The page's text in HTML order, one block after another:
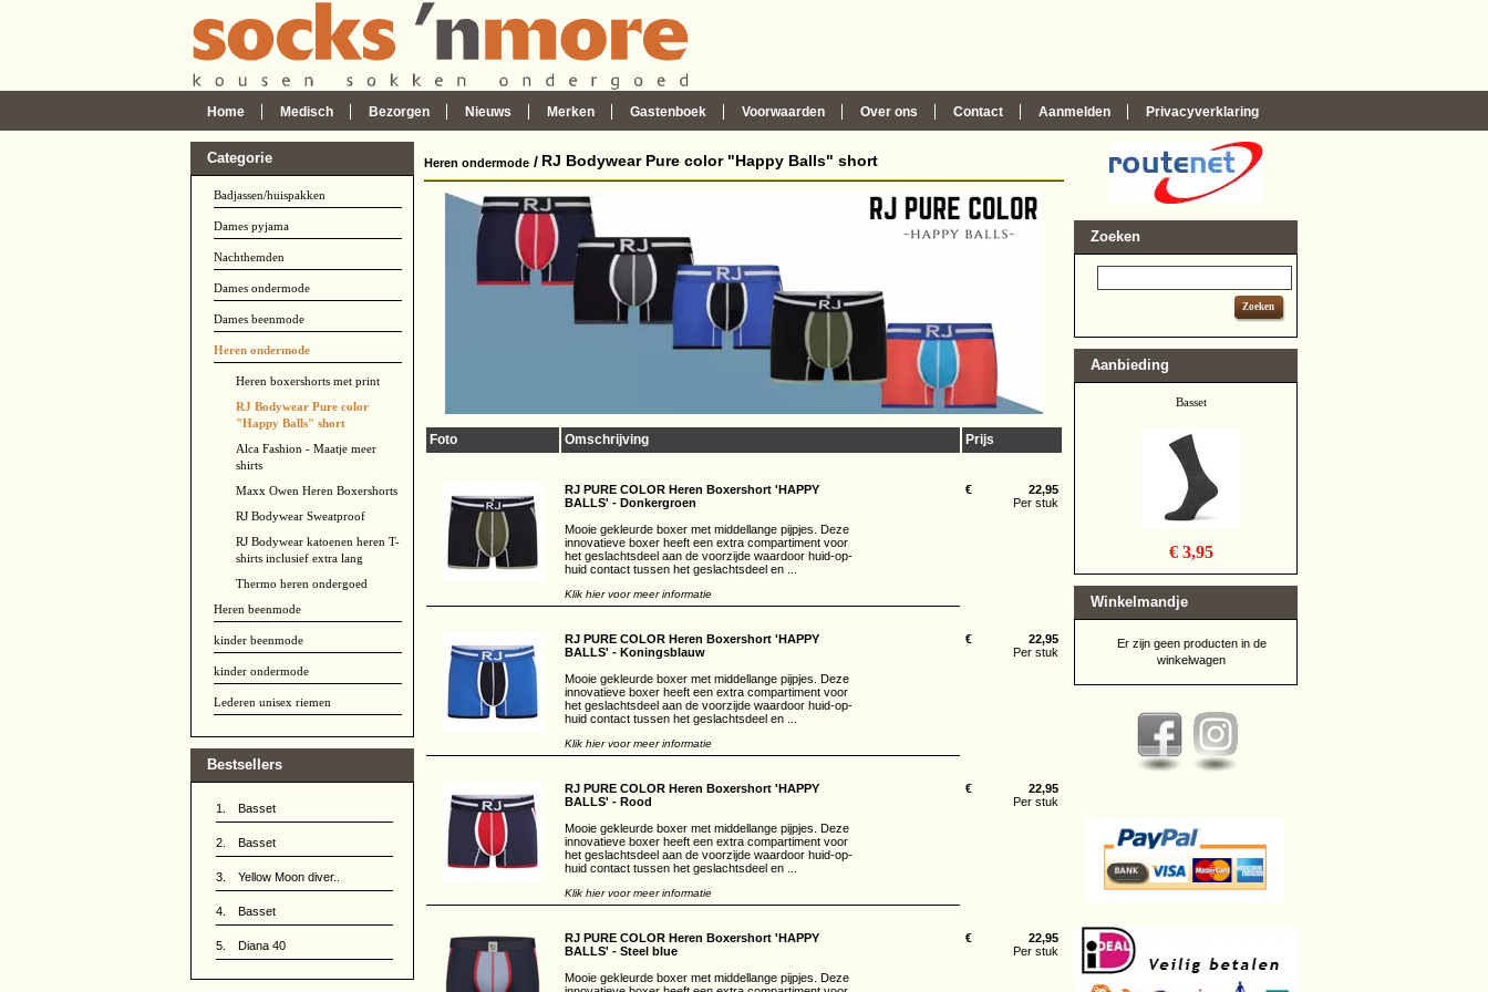
Home Medisch Bezorgen Nieuws Merken Gastenboek Voorwaarden Over ons Contact Aanmelden Privacyverklaring
Categorie
Badjassen/huispakken
Dames pyjama
Nachthemden
Dames ondermode
Dames beenmode
Heren ondermode
Heren boxershorts met print
RJ Bodywear Pure color
"Happy Balls" short
Alca Fashion - Maatje meer
shirts
Maxx Owen Heren Boxershorts
RJ Bodywear Sweatproof
RJ Bodywear katoenen heren T-
shirts inclusief extra lang
Thermo heren ondergoed
Heren beenmode
kinder beenmode
kinder ondermode
Lederen unisex riemen
Bestsellers
1. Basset
2. Basset
3. Yellow Moon diver..
4. Basset
5. Diana 40
Heren ondermode / RJ Bodywear Pure color "Happy Balls" short
Foto Omschrijving Prijs
RJ PURE COLOR Heren Boxershort 'HAPPY
BALLS' - Donkergroen
Mooie gekleurde boxer met middellange pijpjes. Deze
innovatieve boxer heeft een extra compartiment voor
het geslachtsdeel aan de voorzijde waardoor huid-op-
huid contact tussen het geslachtsdeel en ...
Klik hier voor meer informatie
€
22,95
Per stuk
RJ PURE COLOR Heren Boxershort 'HAPPY
BALLS' - Koningsblauw
Mooie gekleurde boxer met middellange pijpjes. Deze
innovatieve boxer heeft een extra compartiment voor
het geslachtsdeel aan de voorzijde waardoor huid-op-
huid contact tussen het geslachtsdeel en ...
Klik hier voor meer informatie
€
22,95
Per stuk
RJ PURE COLOR Heren Boxershort 'HAPPY
BALLS' - Rood
Mooie gekleurde boxer met middellange pijpjes. Deze
innovatieve boxer heeft een extra compartiment voor
het geslachtsdeel aan de voorzijde waardoor huid-op-
huid contact tussen het geslachtsdeel en ...
Klik hier voor meer informatie
€
22,95
Per stuk
RJ PURE COLOR Heren Boxershort 'HAPPY
BALLS' - Steel blue
Mooie gekleurde boxer met middellange pijpjes. Deze
€
22,95
Per stuk
Zoeken
Zoeken
Aanbieding
Basset
€ 3,95
Winkelmandje
Er zijn geen producten in de
winkelwagen